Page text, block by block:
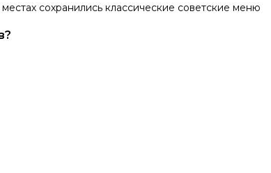
сохранились классические советские меню